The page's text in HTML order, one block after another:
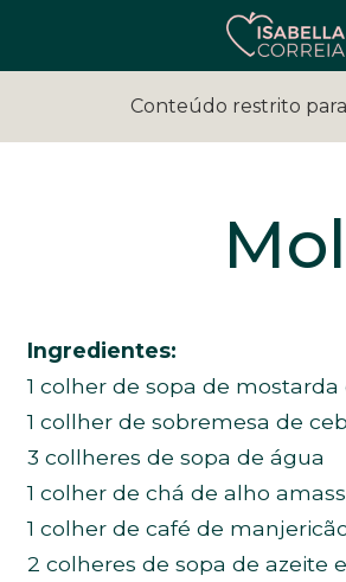
Conteúdo restrito
Ingredientes:
1 colher de sopa de mostarda
1 collher de sobremesa de
3 collheres de sopa de água
1 colher de chá de alho
1 colher de café de
2 colheres de sopa de azeite